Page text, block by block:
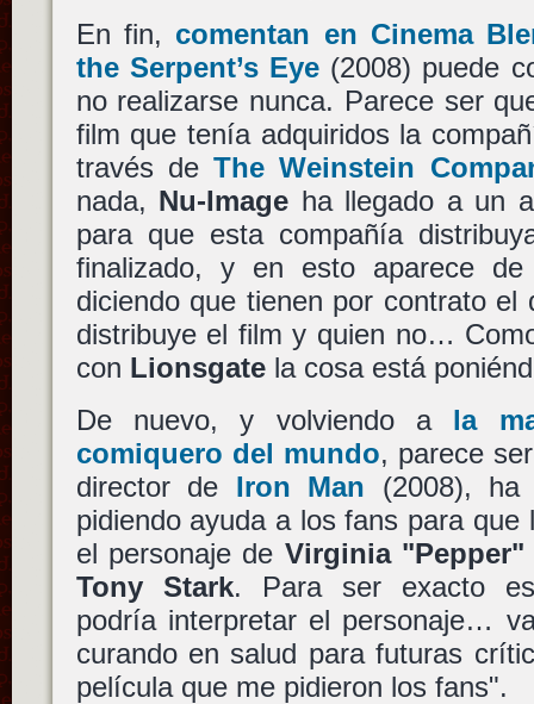
En fin, comentan en Cinema
the Serpent’s Eye(2008) puede
no realizarse nunca. Parece ser
film que tenía adquiridos la
través deThe Weinstein
nada, Nu-Image ha llegado a un
para que esta compañía
finalizado, y en esto aparece
diciendo que tienen por contrato el
distribuye el film y quien no…
con Lionsgatela cosa está
De nuevo, y volviendo a la
comiquero del mundo, parece
director de Iron Man (2008), ha
pidiendo ayuda a los fans para
el personaje de Virginia "Pepper"
Tony Stark. Para ser exacto
podría interpretar el personaje…
curando en salud para futuras
película que me pidieron los fans".